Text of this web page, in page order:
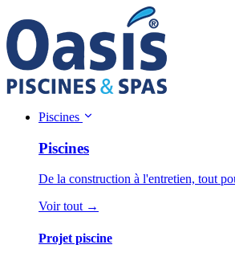
Piscines
Piscines
De la construction à l'entretien, tout
Voir tout →
Projet piscine